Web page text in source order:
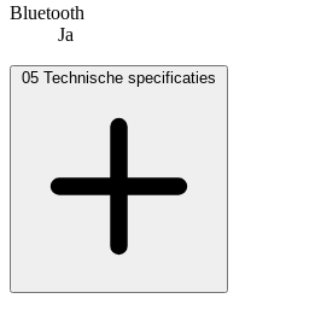
Bluetooth
Ja
05 Technische specificaties